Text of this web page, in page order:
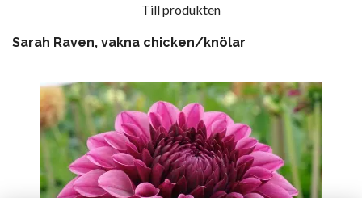
Till produkten
Sarah Raven, vakna chicken/knölar